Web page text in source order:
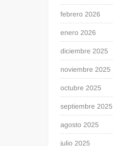
febrero 2026
enero 2026
diciembre 2025
noviembre 2025
octubre 2025
septiembre 2025
agosto 2025
julio 2025